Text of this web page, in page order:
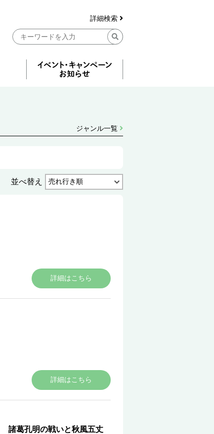
詳細検索
ジャンル一覧
並べ替え
詳細はこちら
詳細はこちら
の戦いと秋風五丈